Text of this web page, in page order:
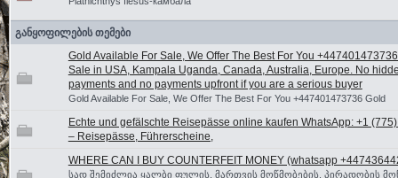
განყოფილების თემები
Gold Available For Sale, We Offer The Best For You
Sale in USA, Kampala Uganda, Canada, Australia, Europe. No
payments and no payments upfront if you are a serious buyer
Gold Available For Sale, We Offer The Best For You +447401473736 Gold
Echte und gefälschte Reisepässe online kaufen WhatsApp: +1
– Reisepässe, Führerscheine,
WHERE CAN I BUY COUNTERFEIT MONEY (‪whatsapp
სად შემიძლია ყალბი ფულის, მართვის მოწმობების, პირადობის